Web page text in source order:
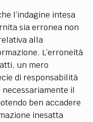
l’indagine intesa
sia erronea non
alla
L’erroneità
un mero
di responsabilità
il
ben accadere
inesatta